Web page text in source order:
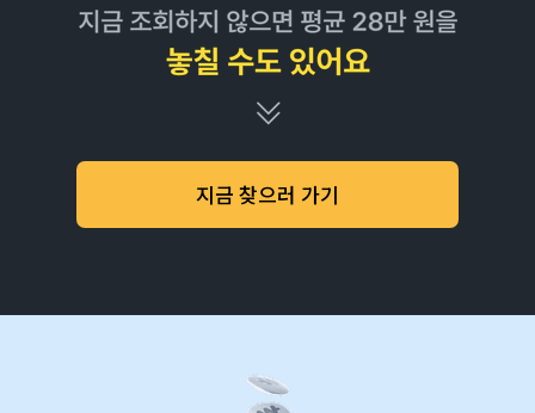
지금 찾으러 가기